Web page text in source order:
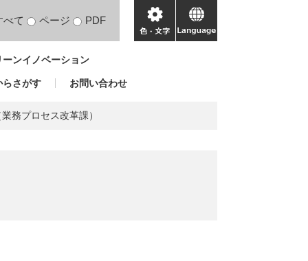
べて ページ PDF
色・
文
language
ンイノベーション
らさがす お問い合わせ
務プロセス改革課）